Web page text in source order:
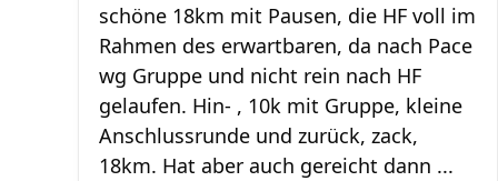
schöne 18km mit Pausen, die HF voll im
Rahmen des erwartbaren, da nach Pace
wg Gruppe und nicht rein nach HF
gelaufen. Hin- , 10k mit Gruppe, kleine
Anschlussrunde und zurück, zack,
18km. Hat aber auch gereicht dann ...